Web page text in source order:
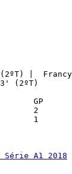
|
(2ºT)
Série A1 2018